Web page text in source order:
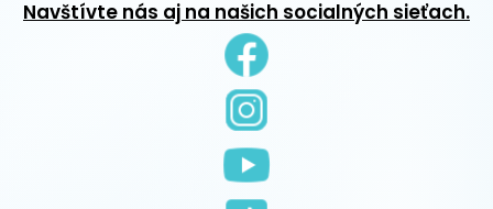
Navštívte nás aj na našich socialných sieťach.